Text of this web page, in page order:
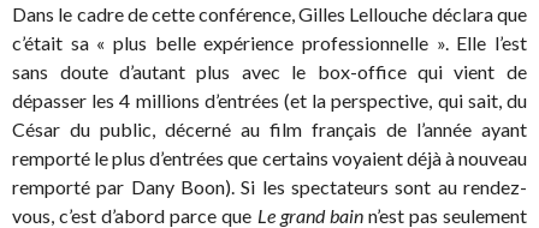
Dans le cadre de cette conférence, Gilles Lellouche déclara que
c’était sa « plus belle expérience professionnelle ». Elle l’est
sans doute d’autant plus avec le box-office qui vient de
dépasser les 4 millions d’entrées (et la perspective, qui sait, du
César du public, décerné au film français de l’année ayant
remporté le plus d’entrées que certains voyaient déjà à nouveau
remporté par Dany Boon). Si les spectateurs sont au rendez-
vous, c’est d’abord parce que Le grand bainn’est pas seulement